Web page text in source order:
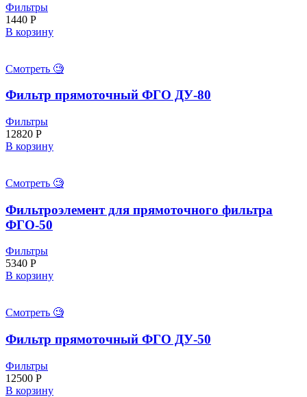
Фильтры
1440 Р
В корзину
Смотреть 🧐
Фильтр прямоточный ФГО ДУ-80
Фильтры
12820 Р
В корзину
Смотреть 🧐
Фильтроэлемент для прямоточного фильтра
ФГО-50
Фильтры
5340 Р
В корзину
Смотреть 🧐
Фильтр прямоточный ФГО ДУ-50
Фильтры
12500 Р
В корзину